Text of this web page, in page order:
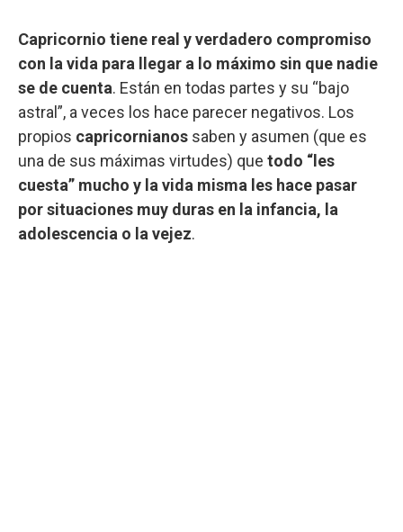
Capricornio tiene real y verdadero compromiso
con la vida para llegar a lo máximo sin que nadie
se de cuenta. Están en todas partes y su “bajo
astral”, a veces los hace parecer negativos. Los
propios capricornianos saben y asumen (que es
una de sus máximas virtudes) que todo “les
cuesta” mucho y la vida misma les hace pasar
por situaciones muy duras en la infancia, la
adolescencia o la vejez.